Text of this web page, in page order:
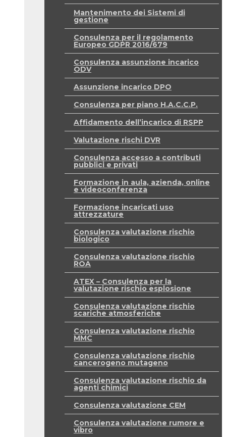
Mantenimento dei Sistemi di
gestione
Consulenza per il regolamento
Europeo GDPR 2016/679
Consulenza assunzione incarico
ODV
Assunzione incarico DPO
Consulenza per piano H.A.C.C.P.
Affidamento dell’incarico di RSPP
Valutazione rischi DVR
Consulenza accesso a contributi
pubblici e privati
Formazione in aula, azienda, online
e videoconferenza
Formazione incaricati uso
attrezzature
Consulenza valutazione rischio
biologico
Consulenza valutazione rischio
ROA
ATEX – Consulenza per la
valutazione rischio esplosione
Consulenza valutazione rischio
scariche atmosferiche
Consulenza valutazione rischio
MMC
Consulenza valutazione rischio
cancerogeno mutageno
Consulenza valutazione rischio da
agenti chimici
Consulenza valutazione CEM
Consulenza valutazione rumore e
vibro